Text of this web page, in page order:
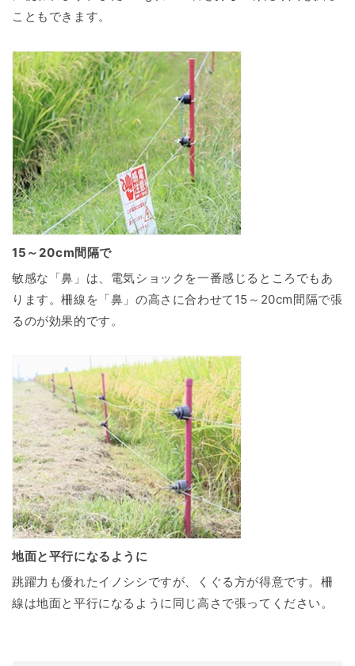
こともできます。
15～20cm間隔で
敏感な「鼻」は、電気ショックを一番感じるところでもあ
ります。柵線を「鼻」の高さに合わせて15～20cm間隔で張
るのが効果的です。
地面と平行になるように
跳躍力も優れたイノシシですが、くぐる方が得意です。柵
線は地面と平行になるように同じ高さで張ってください。